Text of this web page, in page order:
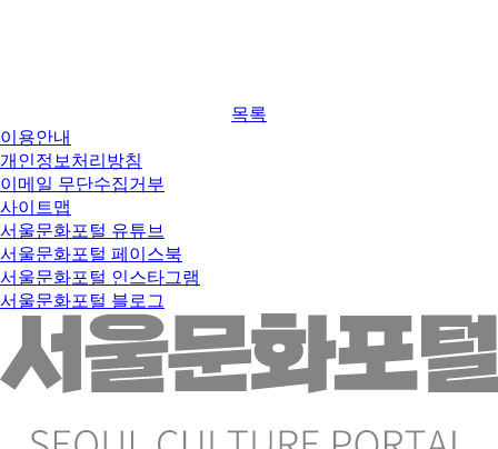
목록
이용안내
개인정보처리방침
이메일 무단수집거부
사이트맵
서울문화포털 유튜브
서울문화포털 페이스북
서울문화포털 인스타그램
서울문화포털 블로그